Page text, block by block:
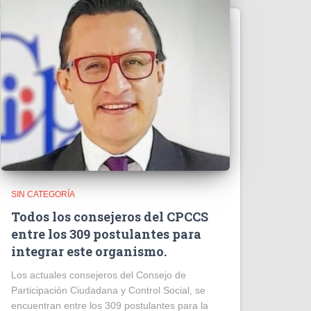
SIN CATEGORÍA
Todos los consejeros del CPCCS
entre los 309 postulantes para
integrar este organismo.
Los actuales consejeros del Consejo de
Participación Ciudadana y Control Social, se
encuentran entre los 309 postulantes para la